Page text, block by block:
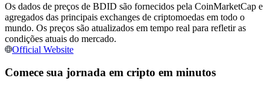
Copiar Trading
Junte-se aos principais traders
Os dados de preços de BDID são fornecidos pela CoinMarketCap e
agregados das principais exchanges de criptomoedas em todo o
mundo. Os preços são atualizados em tempo real para refletir as
condições atuais do mercado.
Official Website
Comece sua jornada em cripto em minutos